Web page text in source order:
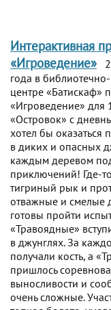
Интерактивная
«Игроведение»
года в
центре «Батискаф»
«Игроведение» для
«Островок» с
хотел бы
в диких и опасных
каждым деревом
приключений! Где-
тигриный рык и
отважные и смелые
готовы пройти
«Травоядные»
в джунглях. За
получали кость, а
пришлось
выносливости и
очень сложные.